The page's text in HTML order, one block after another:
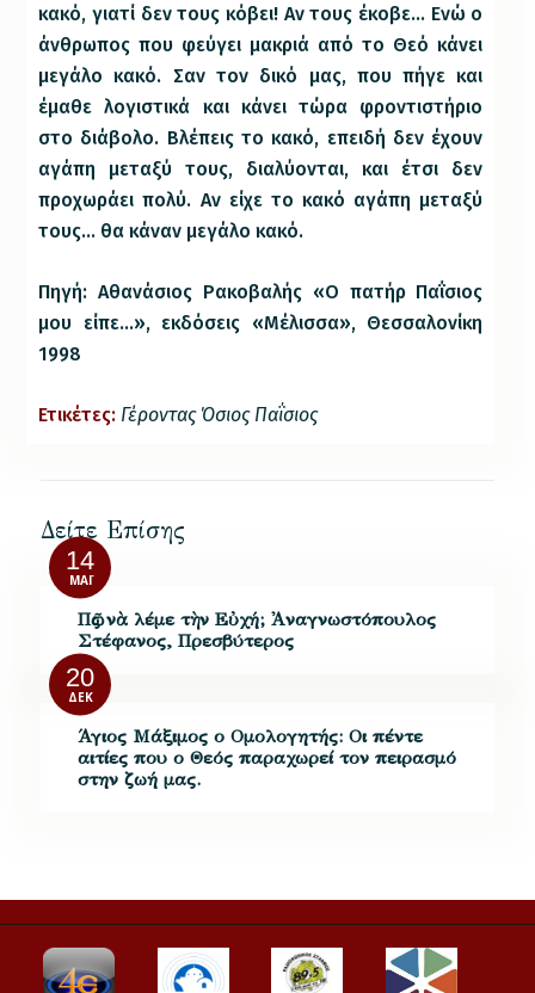
κακό, γιατί δεν τους κόβει! Αν τους έκοβε… Ενώ ο
άνθρωπος που φεύγει μακριά από το Θεό κάνει
μεγάλο κακό. Σαν τον δικό μας, που πήγε και
έμαθε λογιστικά και κάνει τώρα φροντιστήριο
στο διάβολο. Βλέπεις το κακό, επειδή δεν έχουν
αγάπη μεταξύ τους, διαλύονται, και έτσι δεν
προχωράει πολύ. Αν είχε το κακό αγάπη μεταξύ
τους… θα κάναν μεγάλο κακό.
Πηγή: Αθανάσιος Ρακοβαλής «Ο πατήρ Παΐσιος
μου είπε…», εκδόσεις «Μέλισσα», Θεσσαλονίκη
1998
Ετικέτες: Γέροντας Όσιος Παΐσιος
Δείτε Επίσης
14
ΜΆΙ
Πῶς νὰ λέμε τὴν Εὐχή; Ἀναγνωστόπουλος
Στέφανος, Πρεσβύτερος
20
ΔΕΚ
Άγιος Μάξιμος ο Ομολογητής: Οι πέντε
αιτίες που ο Θεός παραχωρεί τον πειρασμό
στην ζωή μας.